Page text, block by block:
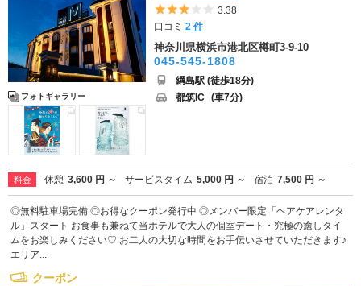
フォトギャラリー
5つ星のうち3
3.38
口コミ2 件
神奈川県横浜市港北区樽町3-9-10
045-545-1808
綱島駅 (徒歩18分)
都筑IC (車7分)
料金 休憩 3,600 円 ～ サービスタイム 5,000 円 ～ 宿泊 7,500 円 ～
◎無料駐車場完備 ◎お得なクーポン発行中 ◎メンバー限定「ヘアケアレンタ
ル」スタート お食事も兼ねて当ホテルで大人の個室デート・究極の癒しタイ
ムをお楽しみください♡ お二人の大切な時間をお手伝いさせていただきます♪
エリア...
クーポン